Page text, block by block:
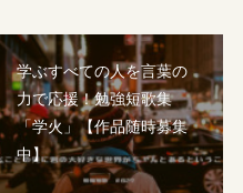
学ぶすべての人を言葉の
力で応援！勉強短歌集
「学火」【作品随時募集
中】